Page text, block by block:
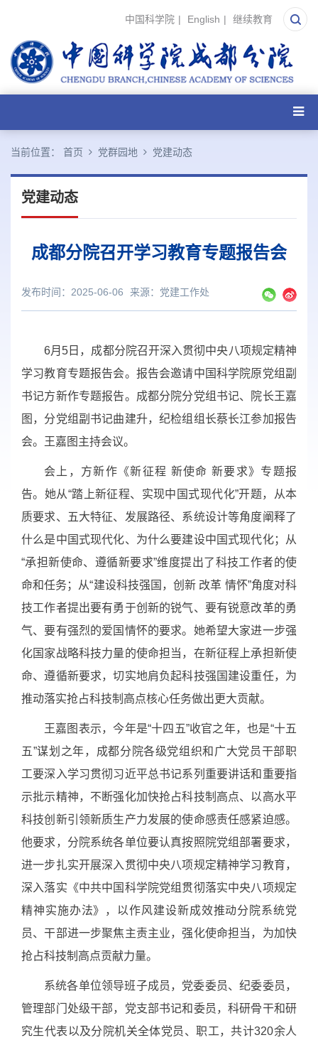
中国科学院 | English | 继续教育
当前位置： 首页 党群园地 党建动态
党建动态
成都分院召开学习教育专题报告会
发布时间：2025-06-06 来源： 党建工作处
6月5日，成都分院召开深入贯彻中央八项规定精神
学习教育专题报告会。报告会邀请中国科学院原党组副
书记方新作专题报告。成都分院分党组书记、院长王嘉
图，分党组副书记曲建升，纪检组组长蔡长江参加报告
会。王嘉图主持会议。
会上，方新作《新征程 新使命 新要求》专题报
告。她从“踏上新征程、实现中国式现代化”开题，从本
质要求、五大特征、发展路径、系统设计等角度阐释了
什么是中国式现代化、为什么要建设中国式现代化；从
“承担新使命、遵循新要求”维度提出了科技工作者的使
命和任务；从“建设科技强国，创新 改革 情怀”角度对科
技工作者提出要有勇于创新的锐气、要有锐意改革的勇
气、要有强烈的爱国情怀的要求。她希望大家进一步强
化国家战略科技力量的使命担当，在新征程上承担新使
命、遵循新要求，切实地肩负起科技强国建设重任，为
推动落实抢占科技制高点核心任务做出更大贡献。
王嘉图表示，今年是“十四五”收官之年，也是“十五
五”谋划之年，成都分院各级党组织和广大党员干部职
工要深入学习贯彻习近平总书记系列重要讲话和重要指
示批示精神，不断强化加快抢占科技制高点、以高水平
科技创新引领新质生产力发展的使命感责任感紧迫感。
他要求，分院系统各单位要认真按照院党组部署要求，
进一步扎实开展深入贯彻中央八项规定精神学习教育，
深入落实《中共中国科学院党组贯彻落实中央八项规定
精神实施办法》，以作风建设新成效推动分院系统党
员、干部进一步聚焦主责主业，强化使命担当，为加快
抢占科技制高点贡献力量。
系统各单位领导班子成员，党委委员、纪委委员，
管理部门处级干部，党支部书记和委员，科研骨干和研
究生代表以及分院机关全体党员、职工，共计320余人